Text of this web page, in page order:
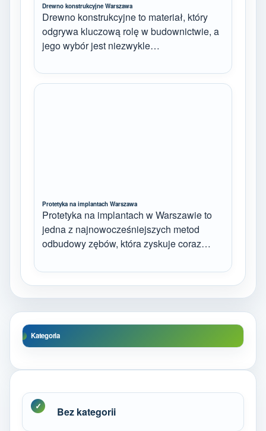
Drewno konstrukcyjne Warszawa
Drewno konstrukcyjne to materiał, który
odgrywa kluczową rolę w budownictwie, a
jego wybór jest niezwykle…
Protetyka na implantach Warszawa
Protetyka na implantach w Warszawie to
jedna z najnowocześniejszych metod
odbudowy zębów, która zyskuje coraz…
Kategoria
Bez kategorii